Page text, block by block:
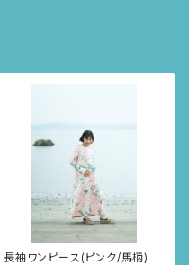
長袖ワンピース(ピンク/馬柄)